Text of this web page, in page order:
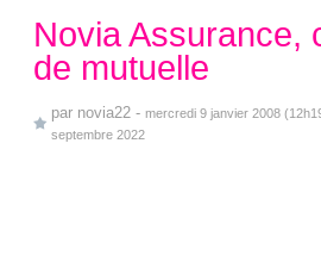
Novia Assurance,
de mutuelle
par novia22 - mercredi 9 janvier 2008
septembre 2022